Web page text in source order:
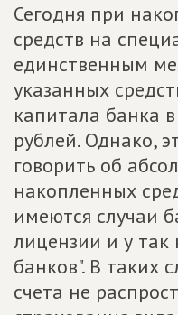
Сегодня при
средств на
единственным
указанных
капитала банка
рублей. Однако,
говорить об
накопленных
имеются случаи
лицензии и у
банков". В таких
счета не